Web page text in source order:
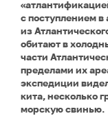
с поступлением в
из
обитают в
части
пределами их
экспедиции
кита, несколько
морскую свинью.